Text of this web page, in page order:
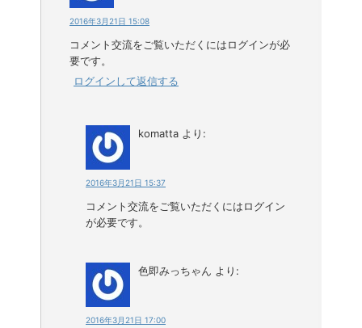
2016年3月21日 15:08
コメント交流をご覧いただくにはログインが必
要です。
ログインして返信する
komatta より:
2016年3月21日 15:37
コメント交流をご覧いただくにはログイン
が必要です。
色即みっちゃん より:
2016年3月21日 17:00